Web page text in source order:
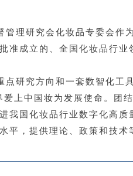
理研究会化妆品专委会作
准成立的、全国化妆品行
研究方向和一套数智化工
上中国妆为发展使命。团
我国化妆品行业数字化高
平，提供理论、政策和技